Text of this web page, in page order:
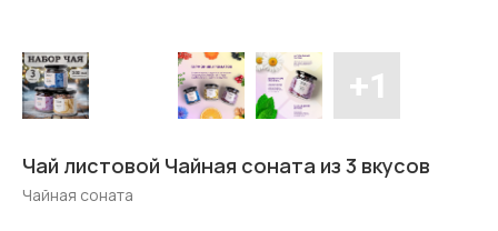
Чай листовой Чайная соната из 3 вкусов
Чайная соната